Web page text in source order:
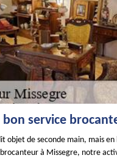
service
objet de seconde main, mais
à Missegre, notre